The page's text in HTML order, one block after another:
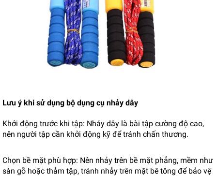
Lưu ý khi sử dụng bộ dụng cụ nhảy dây
Khởi động trước khi tập: Nhảy dây là bài tập cường độ cao,
nên người tập cần khởi động kỹ để tránh chấn thương.
Chọn bề mặt phù hợp: Nên nhảy trên bề mặt phẳng, mềm như
sàn gỗ hoặc thảm tập, tránh nhảy trên mặt bê tông để bảo vệ